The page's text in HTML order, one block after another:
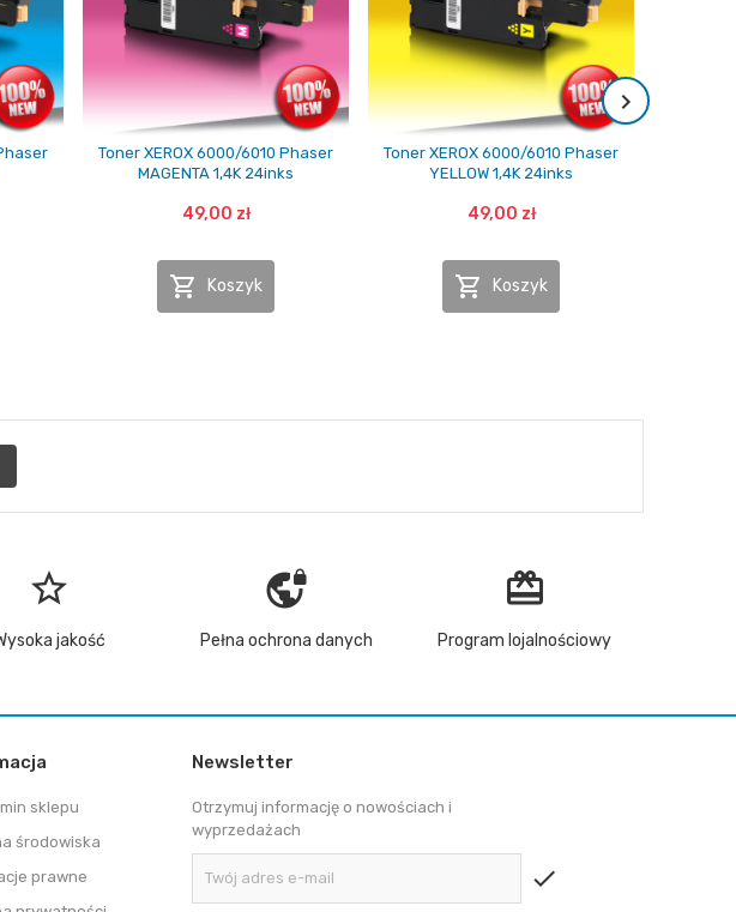
Toner XEROX 6000/6010 Phaser
MAGENTA 1,4K 24inks
49,00 zł
 Koszyk
Toner XEROX 6000/6010 Phaser
YELLOW 1,4K 24inks
49,00 zł
 Koszyk
star_border
jakość
vpn_lock
Pełna ochrona danych
redeem
Program lojalnościowy
sklepu
środowiska
prawne
Newsletter
Otrzymuj informację o nowościach i
wyprzedażach
check